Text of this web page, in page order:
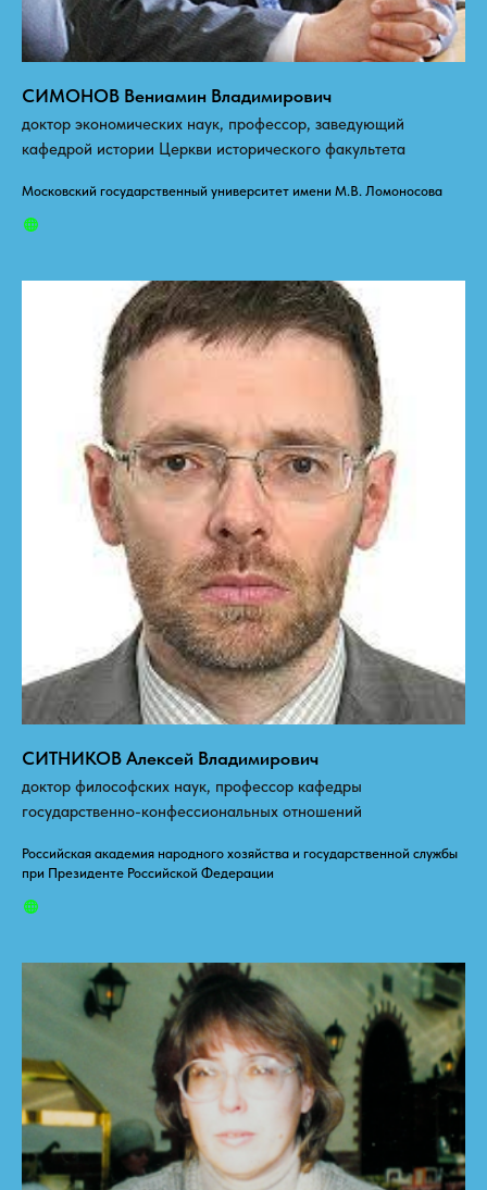
СИМОНОВ Вениамин Владимирович
доктор экономических наук, профессор, заведующий
кафедрой истории Церкви исторического факультета
Московский государственный университет имени М.В. Ломоносова
СИТНИКОВ Алексей Владимирович
доктор философских наук, профессор кафедры
государственно-конфессиональных отношений
Российская академия народного хозяйства и государственной службы
при Президенте Российской Федерации